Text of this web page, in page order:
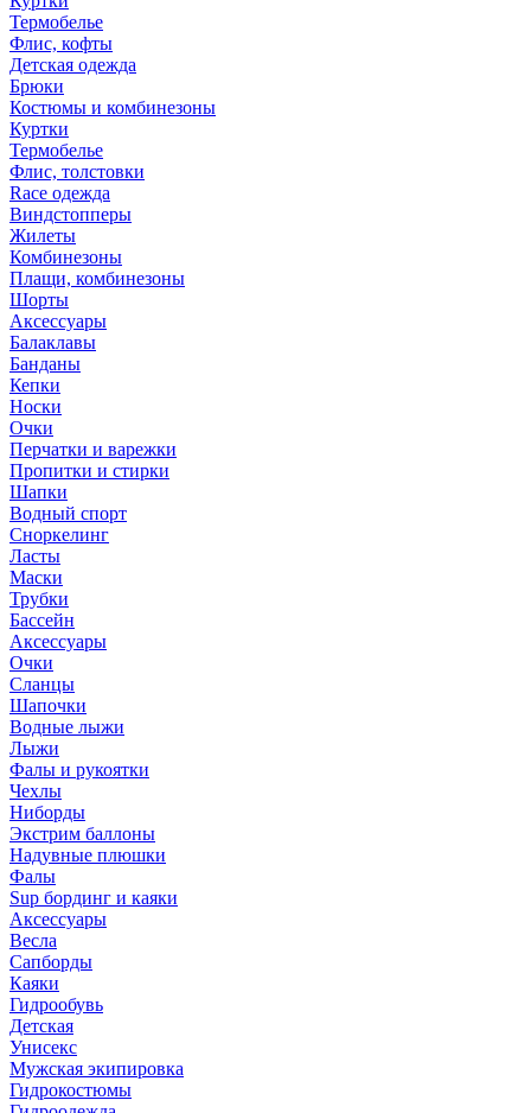
Термобелье
Флис, кофты
Детская одежда
Брюки
Костюмы и комбинезоны
Куртки
Термобелье
Флис, толстовки
Race одежда
Виндстопперы
Жилеты
Комбинезоны
Плащи, комбинезоны
Шорты
Аксессуары
Балаклавы
Банданы
Кепки
Носки
Очки
Перчатки и варежки
Пропитки и стирки
Шапки
Водный спорт
Сноркелинг
Ласты
Маски
Трубки
Бассейн
Аксессуары
Очки
Сланцы
Шапочки
Водные лыжи
Лыжи
Фалы и рукоятки
Чехлы
Ниборды
Экстрим баллоны
Надувные плюшки
Фалы
Sup бординг и каяки
Аксессуары
Весла
Сапборды
Каяки
Гидрообувь
Детская
Унисекс
Мужская экипировка
Гидрокостюмы